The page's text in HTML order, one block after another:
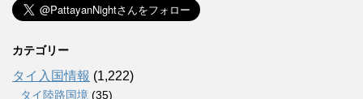
カテゴリー
タイ入国情報 (1,222)
タイ陸路国境 (35)